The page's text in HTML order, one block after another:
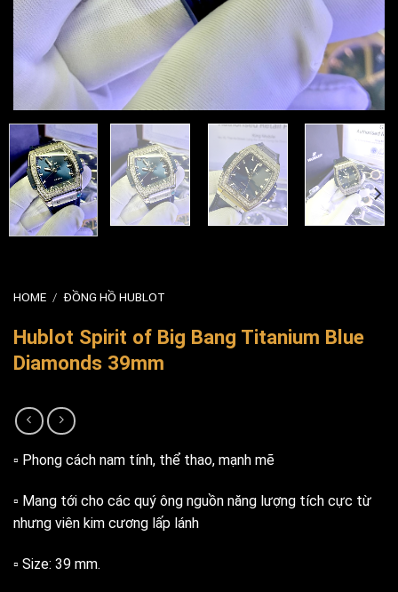
HOME / ĐỒNG HỒ HUBLOT
Hublot Spirit of Big Bang Titanium Blue
Diamonds 39mm
▫️ Phong cách nam tính, thể thao, mạnh mẽ
▫️ Mang tới cho các quý ông nguồn năng lượng tích cực từ
nhưng viên kim cương lấp lánh
▫️ Size: 39 mm.